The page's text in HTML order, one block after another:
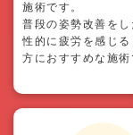
施術です。
普段の姿勢改善をし
性的に疲労を感じる
方におすすめな施術